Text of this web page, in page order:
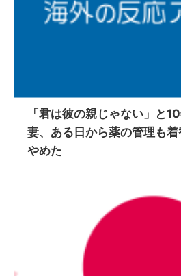
「君は彼の親じゃない」と
妻、ある日から薬の管理も
やめた